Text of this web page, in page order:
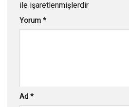
ile işaretlenmişlerdir
Yorum *
Ad *